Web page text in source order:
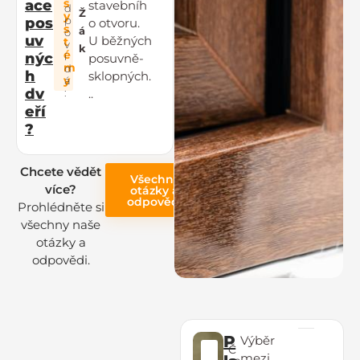
ace
pos
uv
nýc
h
dv
eří
?
y
s
t
é
m
y
d
p
o
v
í
d
á
:
Ž
á
k
stavebníh
o otvoru.
U běžných
posuvně-
sklopných.
..
Chcete vědět
více?
Prohlédněte si
všechny naše
otázky a
odpovědi.
Všechny
otázky a
odpovědi
Č
P Výběr